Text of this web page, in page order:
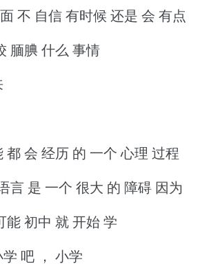
不 自信 有时候 还是 会 有点
腼腆 什么 事情
都 会 经历 的 一个 心理 过程
言 是 一个 很大 的 障碍 因为
能 初中 就 开始 学
吧 ， 小学